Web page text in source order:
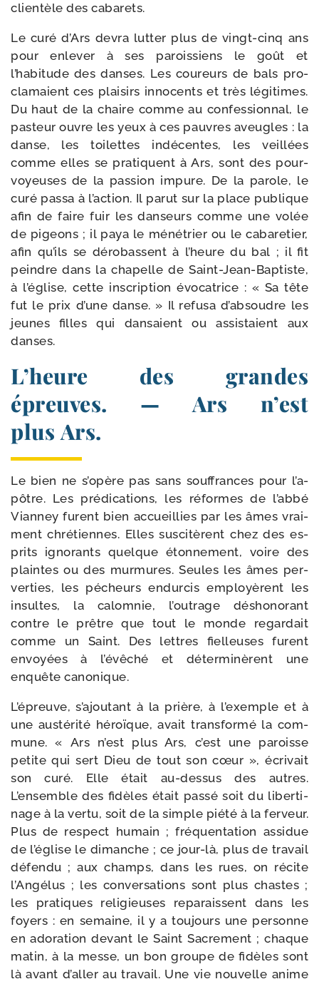
clien­tèle des cabarets.
Le curé d’Ars devra lut­ter plus de vingt-​cinq ans
pour enle­ver à ses parois­siens le goût et
l’habitude des danses. Les cou­reurs de bals pro­
cla­maient ces plai­sirs inno­cents et très légi­times.
Du haut de la chaire comme au confes­sion­nal, le
pas­teur ouvre les yeux à ces pauvres aveugles : la
danse, les toi­lettes indé­centes, les veil­lées
comme elles se pra­tiquent à Ars, sont des pour­
voyeuses de la pas­sion impure. De la parole, le
curé pas­sa à l’action. Il parut sur la place publique
afin de faire fuir les dan­seurs comme une volée
de pigeons ; il paya le méné­trier ou le caba­re­tier,
afin qu’ils se déro­bassent à l’heure du bal ; il fit
peindre dans la cha­pelle de Saint-​Jean-​Baptiste,
à l’église, cette ins­crip­tion évo­ca­trice : « Sa tête
fut le prix d’une danse. » Il refu­sa d’absoudre les
jeunes filles qui dan­saient ou assis­taient aux
danses.
L’heure des grandes
épreuves. — Ars n’est
plus Ars.
Le bien ne s’opère pas sans souf­frances pour l’a­
pôtre. Les pré­dications, les réformes de l’abbé
Vianney furent bien accueillies par les âmes vrai­
ment chré­tiennes. Elles sus­ci­tèrent chez des es­
prits igno­rants quelque éton­ne­ment, voire des
plaintes ou des mur­mures. Seules les âmes per­
ver­ties, les pécheurs endur­cis em­ployèrent les
insultes, la calom­nie, l’outrage désho­no­rant
contre le prêtre que tout le monde regar­dait
comme un Saint. Des lettres fiel­leuses furent
envoyées à l’évêché et déter­mi­nèrent une
enquête canonique.
L’épreuve, s’ajoutant à la prière, à l’exemple et à
une aus­té­ri­té héroïque, avait trans­for­mé la com­
mune. « Ars n’est plus Ars, c’est une paroisse
petite qui sert Dieu de tout son cœur », écri­vait
son curé. Elle était au-​dessus des autres.
L’ensemble des fidèles était pas­sé soit du liber­ti­
nage à la ver­tu, soit de la simple pié­té à la fer­veur.
Plus de res­pect humain ; fré­quen­ta­tion assi­due
de l’église le dimanche ; ce jour-​là, plus de tra­vail
défen­du ; aux champs, dans les rues, on récite
l’Angélus ; les conver­sa­tions sont plus chastes ;
les pra­tiques reli­gieuses repa­raissent dans les
foyers : en semaine, il y a tou­jours une per­sonne
en ado­ra­tion devant le Saint Sacre­ment ; chaque
matin, à la messe, un bon groupe de fidèles sont
là avant d’aller au tra­vail. Une vie nou­velle anime